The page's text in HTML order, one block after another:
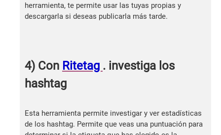
herramienta, te permite usar las tuyas propias y
descargarla si deseas publicarla más tarde.
4) Con Ritetag . investiga los
hashtag
Esta herramienta permite investigar y ver estadísticas
de los hashtag. Permite que veas una puntuación para